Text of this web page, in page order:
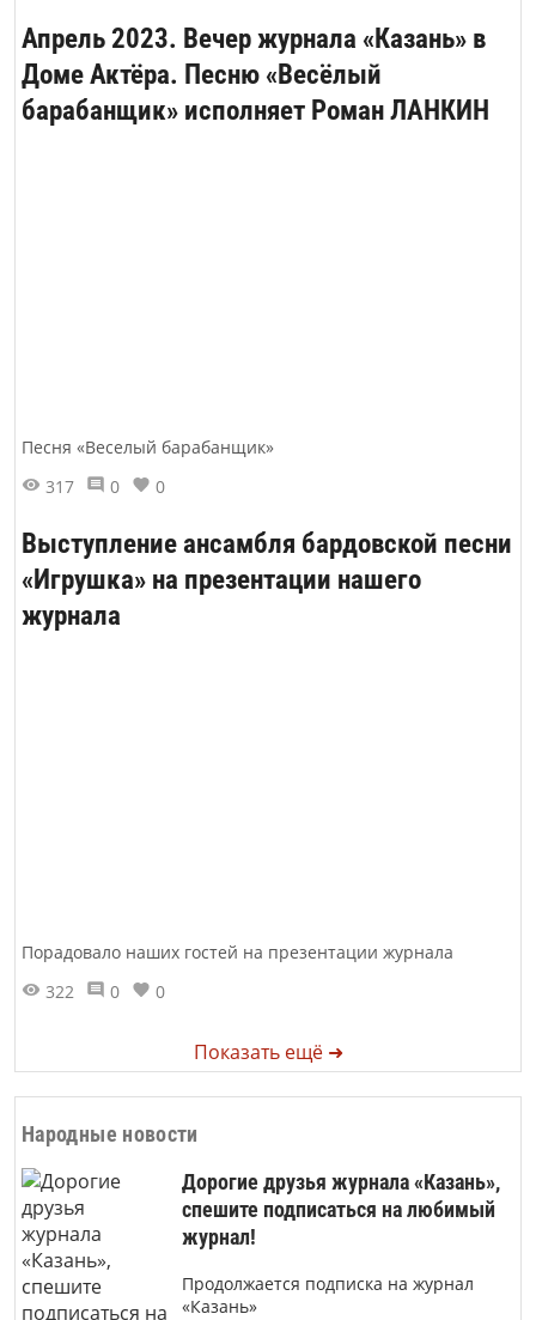
Апрель 2023. Вечер журнала «Казань» в
Доме Актёра. Песню «Весёлый
барабанщик» исполняет Роман ЛАНКИН
Песня «Веселый барабанщик»
317
0 0
Выступление ансамбля бардовской песни
«Игрушка» на презентации нашего
журнала
Порадовало наших гостей на презентации журнала
322
0 0
Показать ещё ➜
Народные новости
Дорогие друзья журнала «Казань»,
спешите подписаться на любимый
журнал!
Продолжается подписка на журнал
«Казань»